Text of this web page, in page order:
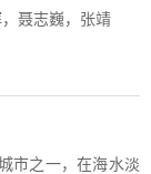
，聂志巍，张靖
市之一，在海水淡